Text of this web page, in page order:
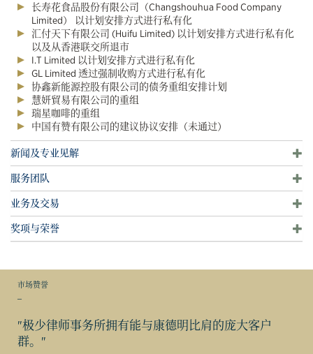
长寿花食品股份有限公司（Changshouhua Food Company
Limited） 以计划安排方式进行私有化
汇付天下有限公司 (Huifu Limited) 以计划安排方式进行私有化
以及从香港联交所退市
I.T Limited 以计划安排方式进行私有化
GL Limited 透过强制收购方式进行私有化
协鑫新能源控股有限公司的债务重组安排计划
慧妍貿易有限公司的重组
瑞星咖啡的重组
中国有赞有限公司的建议协议安排（未通过）
新闻及专业见解
服务团队
业务及交易
奖项与荣誉
市场赞誉
"极少律师事务所拥有能与康德明比肩的庞大客户
群。"